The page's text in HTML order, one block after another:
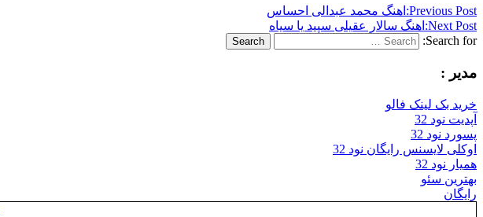
Previous Post: اهنگ محمد عبدالی احساس
Next Post: اهنگ سالار عقیلی سپید یا سیاه
Search for:
Search
مدیر :
خرید بک لینک فالو
آپدیت نود 32
پسورد نود 32
اوکلی لایسنس رایگان نود 32
همیار نود 32
بهترین سئو
رایگان